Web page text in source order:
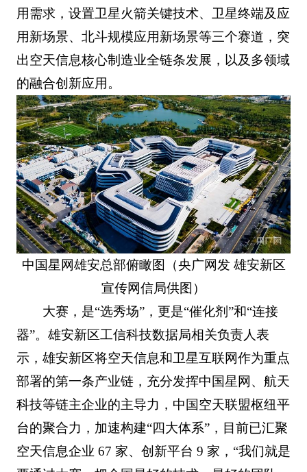
用需求，设置卫星火箭关键技术、卫星终端及应
用新场景、北斗规模应用新场景等三个赛道，突
出空天信息核心制造业全链条发展，以及多领域
的融合创新应用。
中国星网雄安总部俯瞰图（央广网发 雄安新区
宣传网信局供图）
大赛，是“选秀场”，更是“催化剂”和“连接
器”。雄安新区工信科技数据局相关负责人表
示，雄安新区将空天信息和卫星互联网作为重点
部署的第一条产业链，充分发挥中国星网、航天
科技等链主企业的主导力，中国空天联盟枢纽平
台的聚合力，加速构建“四大体系”，目前已汇聚
空天信息企业 67 家、创新平台 9 家，“我们就是